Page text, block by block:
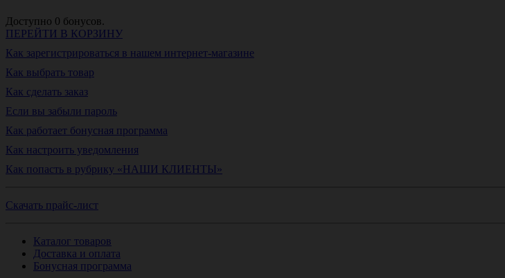
Доступно 0 бонусов.
ПЕРЕЙТИ В КОРЗИНУ
Как зарегистрироваться в нашем интернет-магазине
Как выбрать товар
Как сделать заказ
Если вы забыли пароль
Как работает бонусная программа
Как настроить уведомления
Как попасть в рубрику «НАШИ КЛИЕНТЫ»
Скачать прайс-лист
Каталог товаров
Доставка и оплата
Бонусная программа